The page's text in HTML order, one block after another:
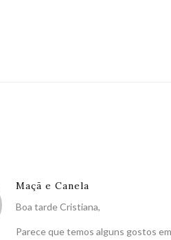
Maçã e Canela
Boa tarde Cristiana,
Parece que temos alguns gostos